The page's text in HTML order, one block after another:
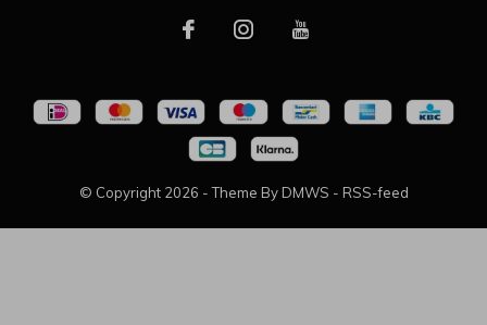
© Copyright 2026 - Theme By DMWS - RSS-feed